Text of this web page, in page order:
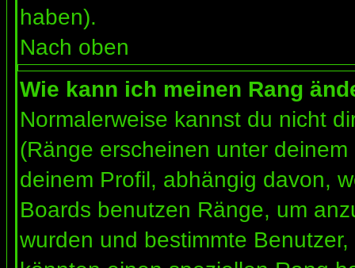
haben).
Nach oben
Wie kann ich meinen Rang
Normalerweise kannst du nicht
(Ränge erscheinen unter
deinem Profil, abhängig davon,
Boards benutzen Ränge, um
wurden und bestimmte